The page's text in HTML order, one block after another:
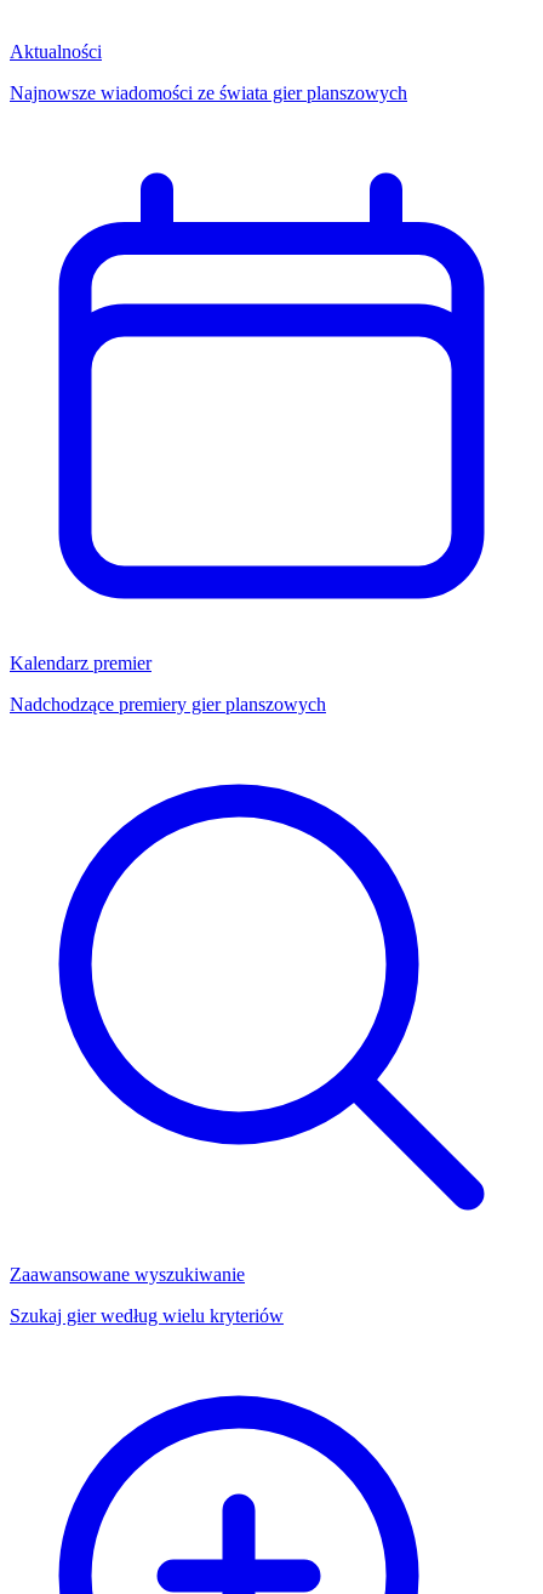
Aktualności
Najnowsze wiadomości ze świata gier planszowych
Kalendarz premier
Nadchodzące premiery gier planszowych
Zaawansowane wyszukiwanie
Szukaj gier według wielu kryteriów